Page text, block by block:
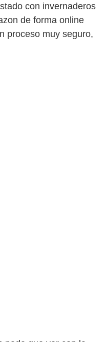
con invernaderos
de forma online
proceso muy seguro,